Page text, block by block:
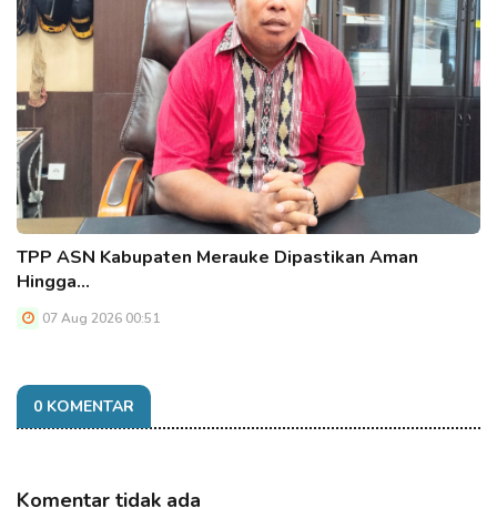
TPP ASN Kabupaten Merauke Dipastikan Aman
Hingga…
07 Aug 2026 00:51
0 KOMENTAR
Komentar tidak ada